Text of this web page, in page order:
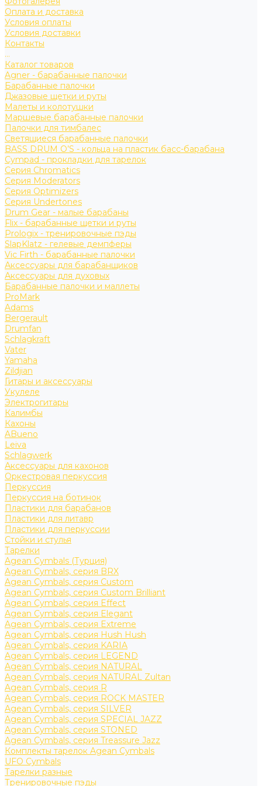
Оплата и доставка
Условия оплаты
Условия доставки
Контакты
...
Каталог товаров
Agner - барабанные палочки
Барабанные палочки
Джазовые щетки и руты
Малеты и колотушки
Маршевые барабанные палочки
Палочки для тимбалес
Светящиеся барабанные палочки
BASS DRUM O’S - кольца на пластик басс-барабана
Cympad - прокладки для тарелок
Серия Chromatics
Серия Moderators
Серия Optimizers
Серия Undertones
Drum Gear - малые барабаны
Flix - барабанные щетки и руты
Prologix - тренировочные пэды
SlapKlatz - гелевые демпферы
Vic Firth - барабанные палочки
Аксессуары для барабанщиков
Аксессуары для духовых
Барабанные палочки и маллеты
ProMark
Adams
Bergerault
Drumfan
Schlagkraft
Vater
Yamaha
Zildjian
Гитары и аксессуары
Укулеле
Электрогитары
Калимбы
Кахоны
ABueno
Leiva
Schlagwerk
Аксессуары для кахонов
Оркестровая перкуссия
Перкуссия
Перкуссия на ботинок
Пластики для барабанов
Пластики для литавр
Пластики для перкуссии
Стойки и стулья
Тарелки
Agean Cymbals (Турция)
Agean Cymbals, серия BRX
Agean Cymbals, серия Custom
Agean Cymbals, серия Custom Brilliant
Agean Cymbals, серия Effect
Agean Cymbals, серия Elegant
Agean Cymbals, серия Extreme
Agean Cymbals, серия Hush Hush
Agean Cymbals, серия KARIA
Agean Cymbals, серия LEGEND
Agean Cymbals, серия NATURAL
Agean Cymbals, серия NATURAL Zultan
Agean Cymbals, серия R
Agean Cymbals, серия ROCK MASTER
Agean Cymbals, серия SILVER
Agean Cymbals, серия SPECIAL JAZZ
Agean Cymbals, серия STONED
Agean Cymbals, серия Treassure Jazz
Комплекты тарелок Agean Cymbals
UFO Cymbals
Тарелки разные
Тренировочные пэды